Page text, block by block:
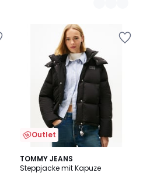
Outlet
TOMMY JEANS
Steppjacke mit Kapuze